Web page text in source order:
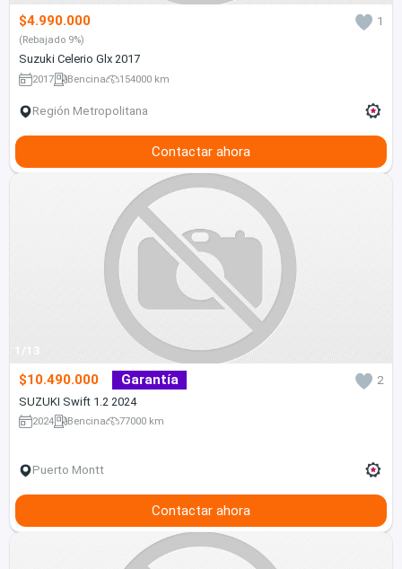
$4.990.000 1
(Rebajado 9%)
Suzuki Celerio Glx 2017
2017 Bencina 154000 km
Región Metropolitana
Contactar ahora
1/13
$10.490.000 Garantía
2
SUZUKI Swift 1.2 2024
2024 Bencina 77000 km
Puerto Montt
Contactar ahora